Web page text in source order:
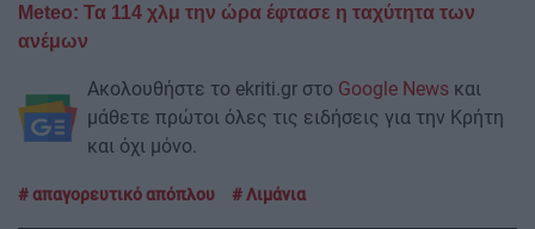
Meteo: Τα 114 χλμ την ώρα έφτασε η ταχύτητα των
ανέμων
Ακολουθήστε το ekriti.gr στο Google News και
μάθετε πρώτοι όλες τις ειδήσεις για την Κρήτη
και όχι μόνο.
απαγορευτικό απόπλου Λιμάνια